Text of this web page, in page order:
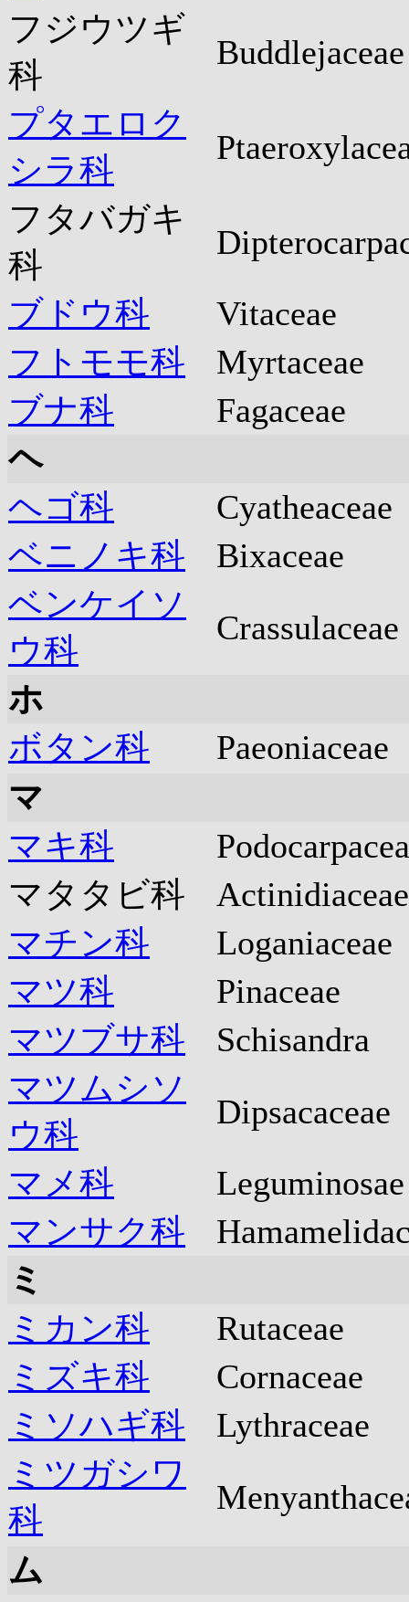
フジウツギ
科
Buddlejaceae
プタエロク
シラ科
フタバガキ
科
ブドウ科
Vitaceae
フトモモ科
Myrtaceae
ブナ科
Fagaceae
ヘ
ヘゴ科
Cyatheaceae
ベニノキ科
Bixaceae
ベンケイソ
ウ科
Crassulaceae
ホ
ボタン科
Paeoniaceae
マ
マキ科
マタタビ科
Actinidiaceae
マチン科
Loganiaceae
マツ科
Pinaceae
マツブサ科
Schisandra
マツムシソ
ウ科
Dipsacaceae
マメ科
マンサク科
ミ
ミカン科
Rutaceae
ミズキ科
Cornaceae
ミソハギ科
Lythraceae
ミツガシワ
科
ム